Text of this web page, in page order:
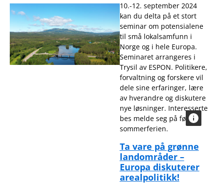
10.-12. september 2024
kan du delta på et stort
seminar om potensialene
til små lokalsamfunn i
Norge og i hele Europa.
Seminaret arrangeres i
Trysil av ESPON. Politikere,
forvaltning og forskere vil
dele sine erfaringer, lære
av hverandre og diskutere
nye løsninger. Interesserte
bes melde seg på før
sommerferien.
Ta vare på grønne
landområder –
Europa diskuterer
arealpolitikk!